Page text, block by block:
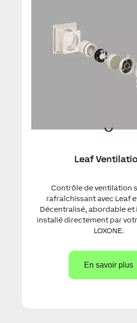
Leaf
Contrôle de ventilation
rafraîchissant avec Leaf et
Décentralisé, abordable et
installé directement par
LOXONE.
En savoir plus